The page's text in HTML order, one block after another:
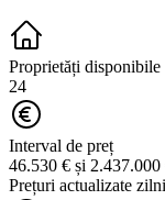
Proprietăți disponibile
24
Interval de preț
46.530 € și 2.437.000
Prețuri actualizate